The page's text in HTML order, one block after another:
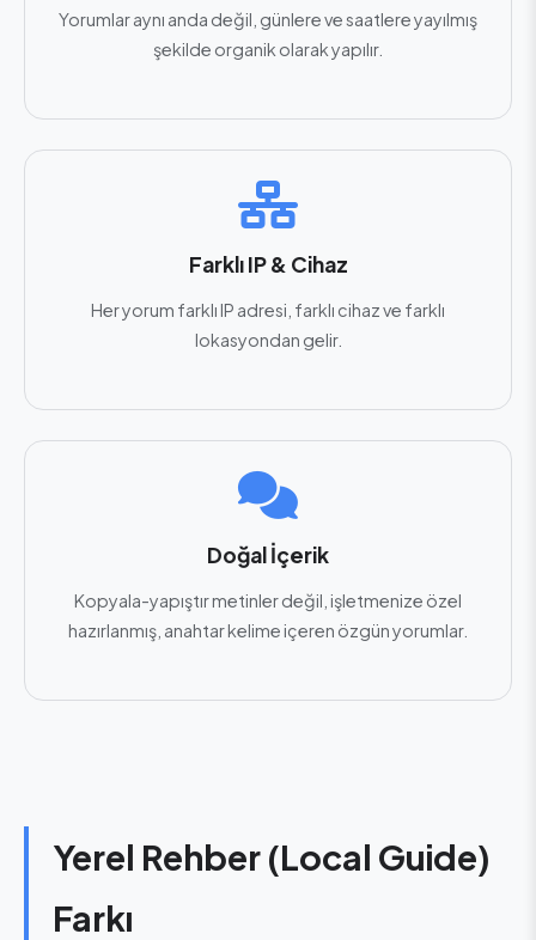
Yorumlar aynı anda değil, günlere ve saatlere yayılmış
şekilde organik olarak yapılır.
Farklı IP & Cihaz
Her yorum farklı IP adresi, farklı cihaz ve farklı
lokasyondan gelir.
Doğal İçerik
Kopyala-yapıştır metinler değil, işletmenize özel
hazırlanmış, anahtar kelime içeren özgün yorumlar.
Yerel Rehber (Local Guide)
Farkı